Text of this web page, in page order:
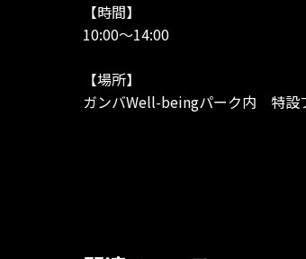
【時間】
10:00～14:00
【場所】
ガンバWell-beingパーク内 特設